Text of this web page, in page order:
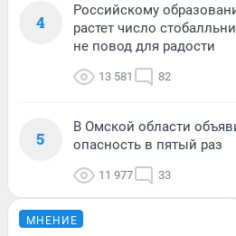
4
Российскому
растет число
не повод для радости
13 581 82
5
В Омской области
опасность в пятый раз
11 977 33
МНЕНИЕ